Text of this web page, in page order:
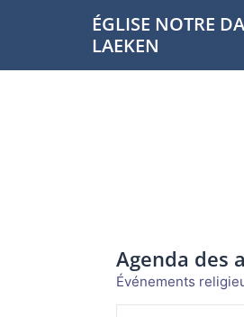
ÉGLISE NOTRE
LAEKEN
Agenda des
Événements